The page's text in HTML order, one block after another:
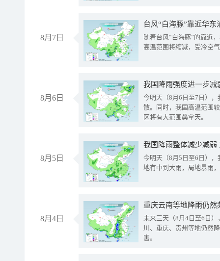
8月7日
台风“白海豚”靠近华
随着台风“白海豚”的靠近
高温范围将缩减，受冷空
8月6日
今明天（8月6日至7日）
散。同时，我国高温范围
区将有大范围桑拿天。
8月5日
我国降雨整体减少减弱
今明天（8月5日至6日）
地有中到大雨，局地暴雨
8月4日
重庆云南等地降雨仍然
未来三天（8月4日至6日
川、重庆、贵州等地仍然
害。